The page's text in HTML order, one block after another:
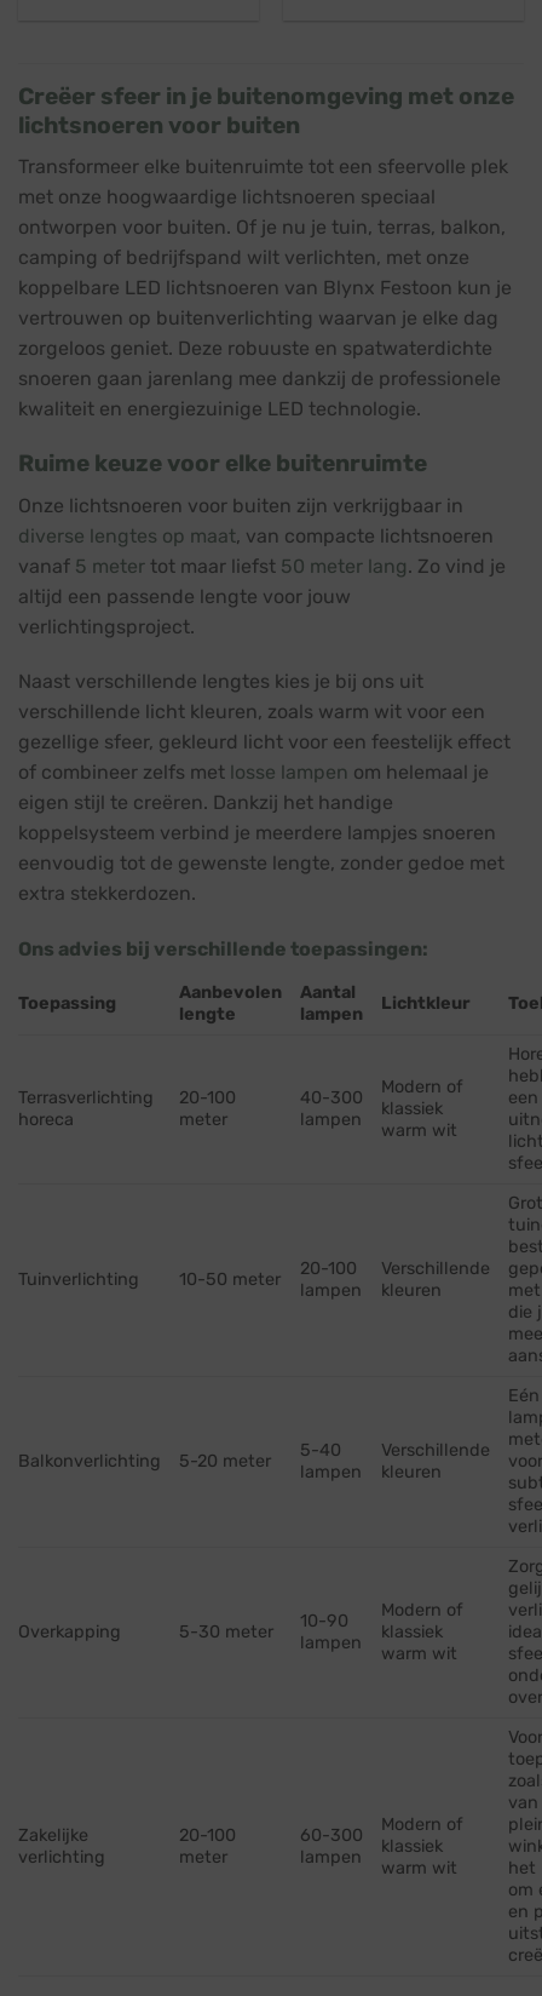
Creëer sfeer in je buitenomgeving met onze
lichtsnoeren voor buiten
Transformeer elke buitenruimte tot een sfeervolle plek
met onze hoogwaardige lichtsnoeren speciaal
ontworpen voor buiten. Of je nu je tuin, terras, balkon,
camping of bedrijfspand wilt verlichten, met onze
koppelbare LED lichtsnoeren van Blynx Festoon kun je
vertrouwen op buitenverlichting waarvan je elke dag
zorgeloos geniet. Deze robuuste en spatwaterdichte
snoeren gaan jarenlang mee dankzij de professionele
kwaliteit en energiezuinige LED technologie.
Ruime keuze voor elke buitenruimte
Onze lichtsnoeren voor buiten zijn verkrijgbaar in
diverse lengtes op maat, van compacte lichtsnoeren
vanaf 5 meter tot maar liefst 50 meter lang. Zo vind je
altijd een passende lengte voor jouw
verlichtingsproject.
Naast verschillende lengtes kies je bij ons uit
verschillende licht kleuren, zoals warm wit voor een
gezellige sfeer, gekleurd licht voor een feestelijk effect
of combineer zelfs met losse lampen om helemaal je
eigen stijl te creëren. Dankzij het handige
koppelsysteem verbind je meerdere lampjes snoeren
eenvoudig tot de gewenste lengte, zonder gedoe met
extra stekkerdozen.
Ons advies bij verschillende toepassingen:
Toepassing
Aanbevolen
lengte
Aantal
lampen
Lichtkleur
Terrasverlichting
horeca
20-100
meter
40-300
lampen
Modern of
klassiek
warm wit
Tuinverlichting 10-50 meter
20-100
lampen
Verschillende
kleuren
die
Balkonverlichting 5-20 meter
5-40
lampen
Verschillende
kleuren
Overkapping 5-30 meter
10-90
lampen
Modern of
klassiek
warm wit
Zakelijke
verlichting
20-100
meter
60-300
lampen
Modern of
klassiek
warm wit
het
om
en